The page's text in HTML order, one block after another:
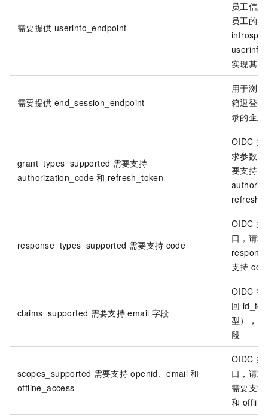
需要提供 userinfo_endpoint
员工信
员工的
实现其
需要提供 end_session_endpoint
用于浏
箱退登
录的企
grant_types_supported 需要支持
authorization_code 和 refresh_token
OIDC 的
求参数
要支持
response_types_supported 需要支持 code
OIDC 的
口，请
支持
claims_supported 需要支持 email 字段
OIDC 的
回
型），
段
scopes_supported 需要支持 openid、email 和
offline_access
OIDC 的
口，请
需要支
和